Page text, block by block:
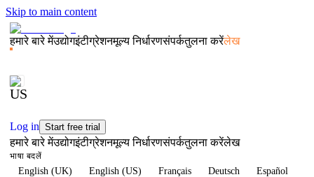
Skip to main content
हमारे बारे मेंउद्योगइंटीग्रेशनमूल्य निर्धारणसंपर्कतुलना करेंलेख
Log in Start free trial
हमारे बारे मेंउद्योगइंटीग्रेशनमूल्य निर्धारणसंपर्कतुलना करेंलेख
भाषा बदलें
English (UK) English (US) Français Deutsch
Español